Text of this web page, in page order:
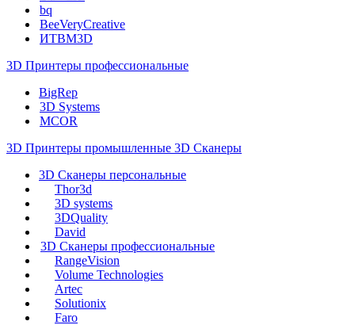
bq
BeeVeryCreative
ИТВМ3D
3D Принтеры профессиональные
BigRep
3D Systems
MCOR
3D Принтеры промышленные 3D Сканеры
3D Сканеры персональные
Thor3d
3D systems
3DQuality
David
3D Сканеры профессиональные
RangeVision
Volume Technologies
Artec
Solutionix
Faro